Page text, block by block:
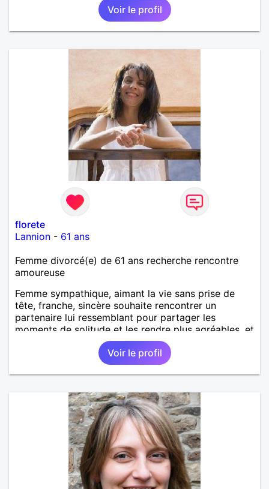
Voir le profil
florete
Lannion - 61 ans
Femme divorcé(e) de 61 ans recherche rencontre
amoureuse
Femme sympathique, aimant la vie sans prise de
tête, franche, sincère souhaite rencontrer un
partenaire lui ressemblant pour partager les
moments de solitude et les rendre plus agréables, et
pourquoi pas plus si affinités.
Voir le profil